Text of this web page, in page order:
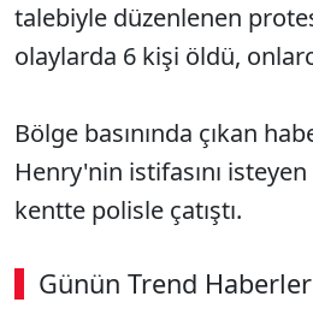
talebiyle düzenlenen
olaylarda 6 kişi öldü,
Bölge basınında çıkan
Henry'nin istifasını
kentte polisle çatıştı.
Günün Trend